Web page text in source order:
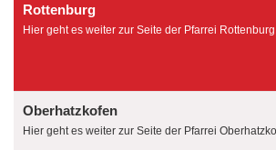
Rottenburg
Hier geht es weiter zur Seite der Pfarrei Rottenburg...
Oberhatzkofen
Hier geht es weiter zur Seite der Pfarrei